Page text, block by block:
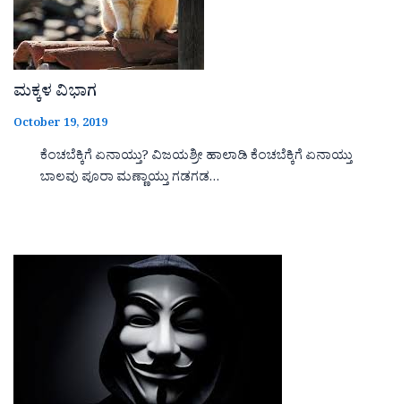
ಮಕ್ಕಳ ವಿಭಾಗ
October 19, 2019
ಕೆಂಚಬೆಕ್ಕಿಗೆ ಏನಾಯ್ತು? ವಿಜಯಶ್ರೀ ಹಾಲಾಡಿ ಕೆಂಚಬೆಕ್ಕಿಗೆ ಏನಾಯ್ತು
ಬಾಲವು ಪೂರಾ ಮಣ್ಣಾಯ್ತು ಗಡಗಡ…